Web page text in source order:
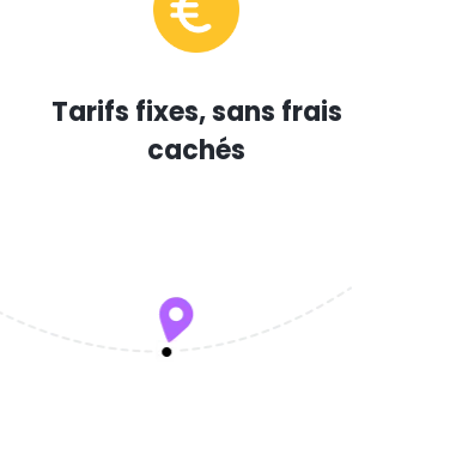
Tarifs fixes, sans frais
cachés